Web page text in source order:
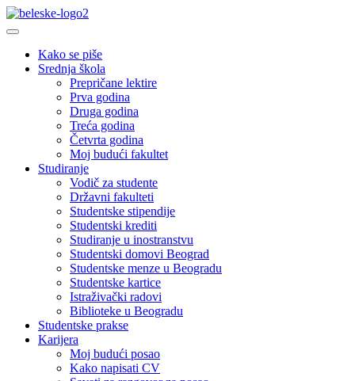
Kako se piše
Srednja škola
Prepričane lektire
Prva godina
Druga godina
Treća godina
Četvrta godina
Moj budući fakultet
Studiranje
Vodič za studente
Državni fakulteti
Studentske stipendije
Studentski krediti
Studiranje u inostranstvu
Studentski domovi Beograd
Studentske menze u Beogradu
Studentske kartice
Istraživački radovi
Biblioteke u Beogradu
Studentske prakse
Karijera
Moj budući posao
Kako napisati CV